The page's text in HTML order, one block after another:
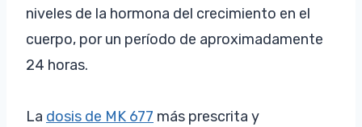
niveles de la hormona del crecimiento en el
cuerpo, por un período de aproximadamente
24 horas.
La dosis de MK 677 más prescrita y